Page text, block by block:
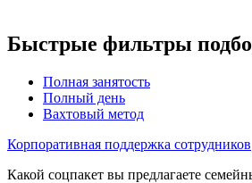
Быстрые фильтры
Полная занятость
Полный день
Вахтовый метод
Корпоративная поддержка сотрудников
Какой соцпакет вы предлагаете